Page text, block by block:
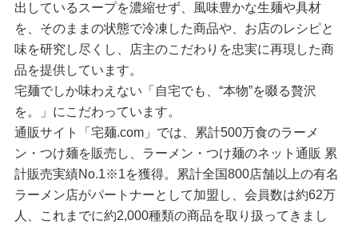
出しているスープを濃縮せず、風味豊かな生麺や具材
を、そのままの状態で冷凍した商品や、お店のレシピと
味を研究し尽くし、店主のこだわりを忠実に再現した商
品を提供しています。
宅麺でしか味わえない「自宅でも、“本物”を啜る贅沢
を。」にこだわっています。
通販サイト「宅麺.com」では、累計500万食のラーメ
ン・つけ麺を販売し、ラーメン・つけ麺のネット通販 累
計販売実績No.1※1を獲得。累計全国800店舗以上の有名
ラーメン店がパートナーとして加盟し、会員数は約62万
人、これまでに約2,000種類の商品を取り扱ってきまし